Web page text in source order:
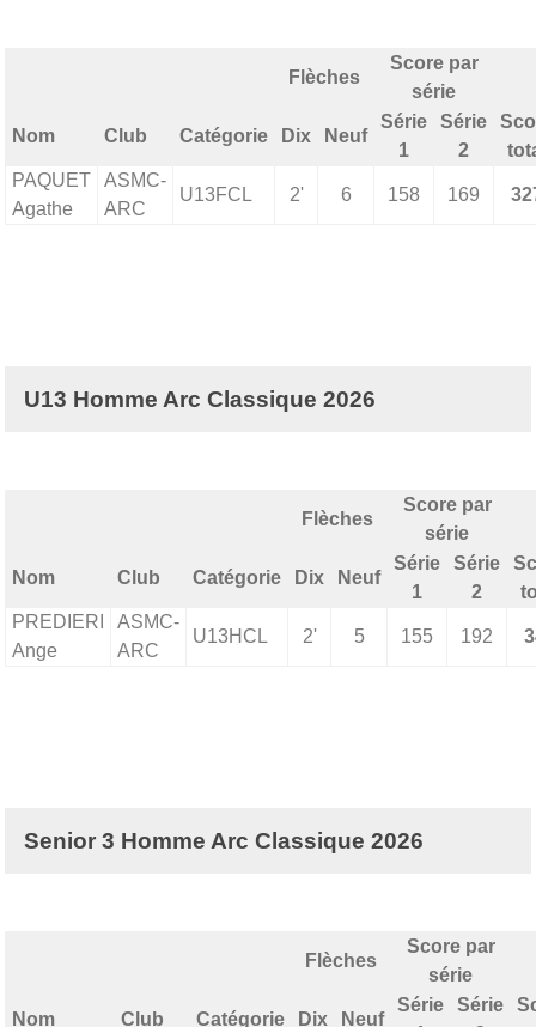
Flèches
Score par
série
Nom Club Catégorie Dix Neuf
Série
1
Série
2
PAQUET
Agathe
ASMC-
ARC
U13FCL 2' 6 158 169
U13 Homme Arc Classique 2026
Flèches
Score par
série
Nom Club Catégorie Dix Neuf
Série
1
Série
2
PREDIERI
Ange
ASMC-
ARC
U13HCL 2' 5 155 192
Senior 3 Homme Arc Classique 2026
Flèches
Score par
série
Nom Club Catégorie Dix Neuf
Série
Série